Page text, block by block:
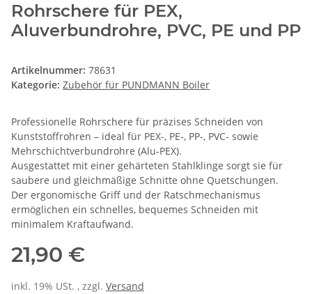
Rohrschere für PEX,
Aluverbundrohre, PVC, PE und PP
Artikelnummer: 78631
Kategorie: Zubehör für PUNDMANN Boiler
Professionelle Rohrschere für präzises Schneiden von
Kunststoffrohren – ideal für PEX-, PE-, PP-, PVC- sowie
Mehrschichtverbundrohre (Alu-PEX).
Ausgestattet mit einer gehärteten Stahlklinge sorgt sie für
saubere und gleichmäßige Schnitte ohne Quetschungen.
Der ergonomische Griff und der Ratschmechanismus
ermöglichen ein schnelles, bequemes Schneiden mit
minimalem Kraftaufwand.
21,90 €
inkl. 19% USt. , zzgl. Versand